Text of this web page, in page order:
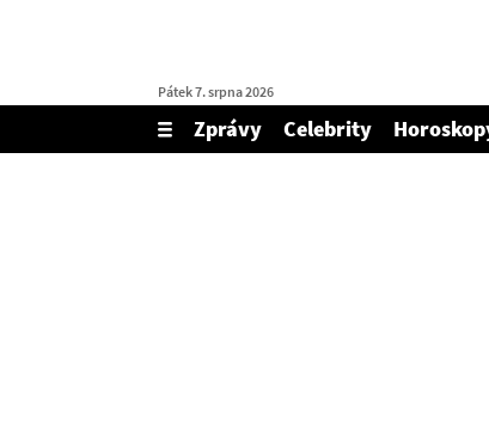
Pátek 7. srpna 2026
Zobrazit/skrýt
menu
Zprávy Celebrity